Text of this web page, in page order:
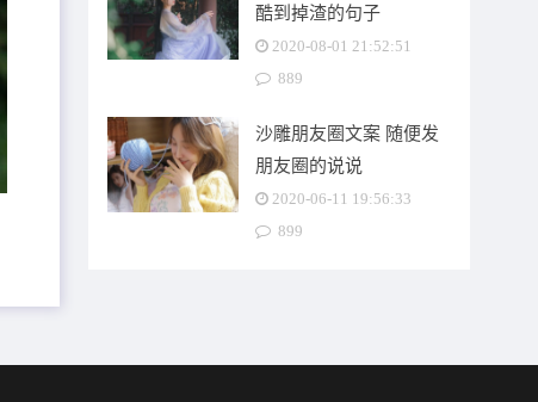
酷到掉渣的句子
2020-08-01 21:52:51
889
沙雕朋友圈文案 随便发
朋友圈的说说
2020-06-11 19:56:33
899